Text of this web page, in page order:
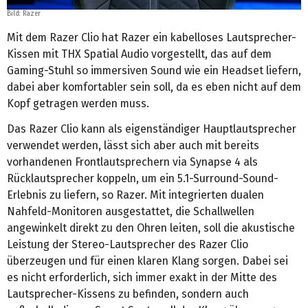
Bild: Razer
Mit dem Razer Clio hat Razer ein kabelloses Lautsprecher-
Kissen mit THX Spatial Audio vorgestellt, das auf dem
Gaming-Stuhl so immersiven Sound wie ein Headset liefern,
dabei aber komfortabler sein soll, da es eben nicht auf dem
Kopf getragen werden muss.
Das Razer Clio kann als eigenständiger Hauptlautsprecher
verwendet werden, lässt sich aber auch mit bereits
vorhandenen Frontlautsprechern via Synapse 4 als
Rücklautsprecher koppeln, um ein 5.1-Surround-Sound-
Erlebnis zu liefern, so Razer. Mit integrierten dualen
Nahfeld-Monitoren ausgestattet, die Schallwellen
angewinkelt direkt zu den Ohren leiten, soll die akustische
Leistung der Stereo-Lautsprecher des Razer Clio
überzeugen und für einen klaren Klang sorgen. Dabei sei
es nicht erforderlich, sich immer exakt in der Mitte des
Lautsprecher-Kissens zu befinden, sondern auch